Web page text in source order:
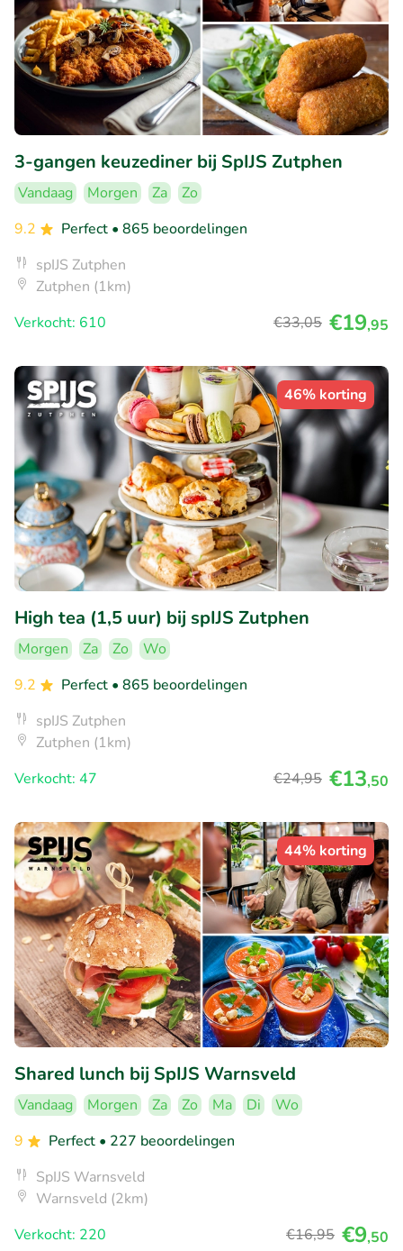
3-gangen keuzediner bij SpIJS Zutphen
Vandaag Morgen Za
Zo
9.2
Perfect • 865 beoordelingen
spIJS Zutphen
Zutphen (1km)
Verkocht: 610
€33,05 €19,95
46% korting
High tea (1,5 uur) bij spIJS Zutphen
Morgen Za Zo
Wo
9.2
Perfect • 865 beoordelingen
spIJS Zutphen
Zutphen (1km)
Verkocht: 47
€24,95 €13,50
44% korting
Shared lunch bij SpIJS Warnsveld
Vandaag Morgen Za Zo Ma Di
Wo
9
Perfect • 227 beoordelingen
SpIJS Warnsveld
Warnsveld (2km)
Verkocht: 220
€16,95 €9,50